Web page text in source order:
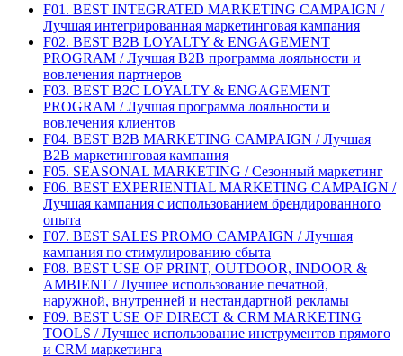
F01. BEST INTEGRATED MARKETING CAMPAIGN /
Лучшая интегрированная маркетинговая кампания
F02. BEST B2B LOYALTY & ENGAGEMENT
PROGRAM / Лучшая B2B программа лояльности и
вовлечения партнеров
F03. BEST B2C LOYALTY & ENGAGEMENT
PROGRAM / Лучшая программа лояльности и
вовлечения клиентов
F04. BEST B2B MARKETING CAMPAIGN / Лучшая
B2B маркетинговая кампания
F05. SEASONAL MARKETING / Сезонный маркетинг
F06. BEST EXPERIENTIAL MARKETING CAMPAIGN /
Лучшая кампания с использованием брендированного
опыта
F07. BEST SALES PROMO CAMPAIGN / Лучшая
кампания по стимулированию сбыта
F08. BEST USE OF PRINT, OUTDOOR, INDOOR &
AMBIENT / Лучшее использование печатной,
наружной, внутренней и нестандартной рекламы
F09. BEST USE OF DIRECT & CRM MARKETING
TOOLS / Лучшее использование инструментов прямого
и CRM маркетинга